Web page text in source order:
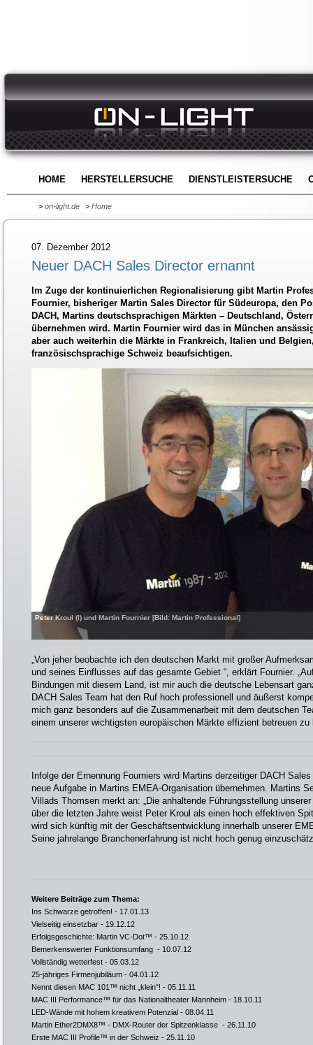
HOME HERSTELLERSUCHE DIENSTLEISTERSUCHE
> on-light.de > Home
07. Dezember 2012
Neuer DACH Sales Director ernannt
Im Zuge der kontinuierlichen Regionalisierung gibt Martin
Fournier, bisheriger Martin Sales Director für Südeuropa, den
DACH, Martins deutschsprachigen Märkten – Deutschland,
übernehmen wird. Martin Fournier wird das in München
aber auch weiterhin die Märkte in Frankreich, Italien und
französischsprachige Schweiz beaufsichtigen.
Peter Kroul (l) und Martin Fournier [Bild: Martin Professional]
„Von jeher beobachte ich den deutschen Markt mit großer
und seines Einflusses auf das gesamte Gebiet “, erklärt Fournier.
Bindungen mit diesem Land, ist mir auch die deutsche Lebensart
DACH Sales Team hat den Ruf hoch professionell und äußerst
mich ganz besonders auf die Zusammenarbeit mit dem deutschen
einem unserer wichtigsten europäischen Märkte effizient betreuen zu
Infolge der Ernennung Fourniers wird Martins derzeitiger DACH
neue Aufgabe in Martins EMEA-Organisation übernehmen. Martins
Villads Thomsen merkt an: „Die anhaltende Führungsstellung
über die letzten Jahre weist Peter Kroul als einen hoch effektiven
wird sich künftig mit der Geschäftsentwicklung innerhalb unserer
Seine jahrelange Branchenerfahrung ist nicht hoch genug
Weitere Beiträge zum Thema:
Ins Schwarze getroffen! - 17.01.13
Vielseitig einsetzbar - 19.12.12
Erfolgsgeschichte: Martin VC-Dot™ - 25.10.12
Bemerkenswerter Funktionsumfang - 10.07.12
Vollständig wetterfest - 05.03.12
25-jähriges Firmenjubiläum - 04.01.12
Nennt diesen MAC 101™ nicht „klein“! - 05.11.11
MAC III Performance™ für das Nationaltheater Mannheim - 18.10.11
LED-Wände mit hohem kreativem Potenzial - 08.04.11
Martin Ether2DMX8™ - DMX-Router der Spitzenklasse - 26.11.10
Erste MAC III Profile™ in der Schweiz - 25.11.10